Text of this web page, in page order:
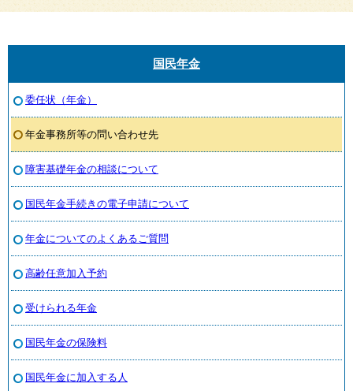
国民年金
委任状（年金）
年金事務所等の問い合わせ先
障害基礎年金の相談について
国民年金手続きの電子申請について
年金についてのよくあるご質問
高齢任意加入予約
受けられる年金
国民年金の保険料
国民年金に加入する人